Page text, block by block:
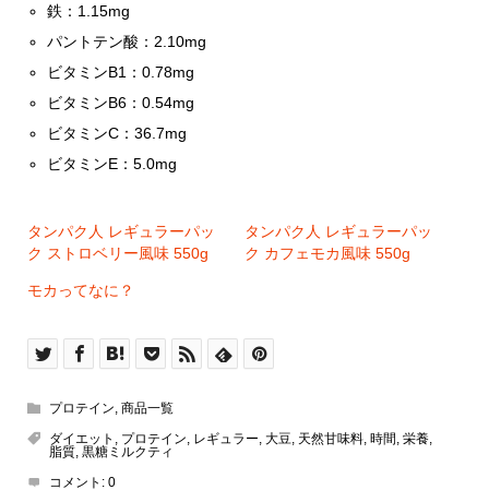
鉄：1.15mg
パントテン酸：2.10mg
ビタミンB1：0.78mg
ビタミンB6：0.54mg
ビタミンC：36.7mg
ビタミンE：5.0mg
タンパク人 レギュラーパッ
ク ストロベリー風味 550g
タンパク人 レギュラーパッ
ク カフェモカ風味 550g
モカってなに？
プロテイン 商品一覧
ダイエット
プロテイン レギュラー 大豆 天然甘味料, 時間 栄養,
脂質, 黒糖ミルクティ
コメント: 0